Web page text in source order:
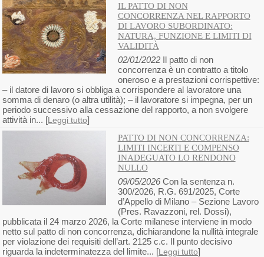
IL PATTO DI NON
CONCORRENZA NEL RAPPORTO
DI LAVORO SUBORDINATO:
NATURA, FUNZIONE E LIMITI DI
VALIDITÀ
02/01/2022Il patto di non
concorrenza è un contratto a titolo
oneroso e a prestazioni corrispettive:
– il datore di lavoro si obbliga a corrispondere al lavoratore una
somma di denaro (o altra utilità); – il lavoratore si impegna, per un
periodo successivo alla cessazione del rapporto, a non svolgere
attività in... [Leggi tutto]
PATTO DI NON CONCORRENZA:
LIMITI INCERTI E COMPENSO
INADEGUATO LO RENDONO
NULLO
09/05/2026Con la sentenza n.
300/2026, R.G. 691/2025, Corte
d’Appello di Milano – Sezione Lavoro
(Pres. Ravazzoni, rel. Dossi),
pubblicata il 24 marzo 2026, la Corte milanese interviene in modo
netto sul patto di non concorrenza, dichiarandone la nullità integrale
per violazione dei requisiti dell’art. 2125 c.c. Il punto decisivo
riguarda la indeterminatezza del limite... [Leggi tutto]